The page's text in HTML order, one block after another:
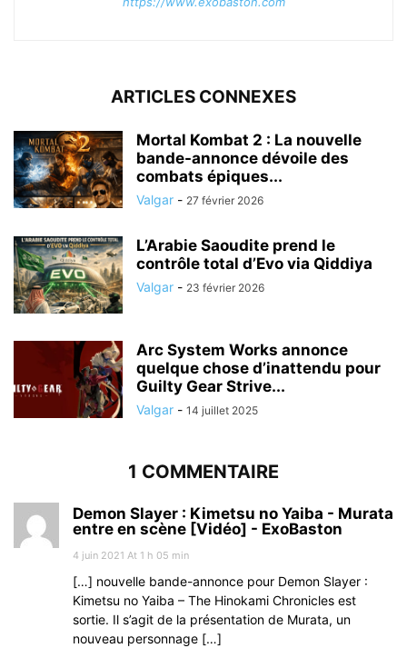
ARTICLES CONNEXES
Mortal Kombat 2 : La nouvelle
bande-annonce dévoile des
combats épiques...
Valgar - 27 février 2026
L’Arabie Saoudite prend le
contrôle total d’Evo via Qiddiya
Valgar - 23 février 2026
Arc System Works annonce
quelque chose d’inattendu pour
Guilty Gear Strive...
Valgar - 14 juillet 2025
1 COMMENTAIRE
Demon Slayer : Kimetsu no Yaiba - Murata
entre en scène [Vidéo] - ExoBaston
4 juin 2021 At 1 h 05 min
[…] nouvelle bande-annonce pour Demon Slayer :
Kimetsu no Yaiba – The Hinokami Chronicles est
sortie. Il s’agit de la présentation de Murata, un
nouveau personnage […]